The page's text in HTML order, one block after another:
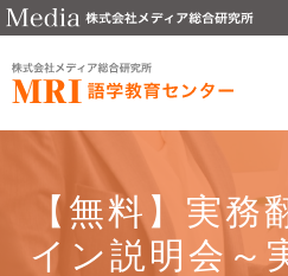
【無料】実務
イン説明会～